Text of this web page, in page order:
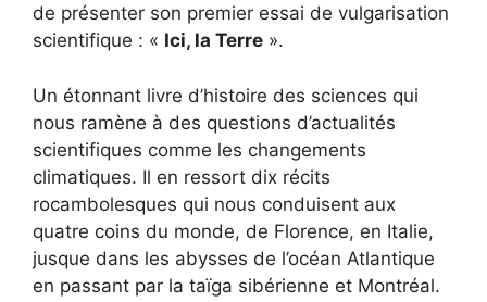
de présenter son premier essai de vulgarisation
scientifique : « Ici, la Terre ».
Un étonnant livre d’histoire des sciences qui
nous ramène à des questions d’actualités
scientifiques comme les changements
climatiques. Il en ressort dix récits
rocambolesques qui nous conduisent aux
quatre coins du monde, de Florence, en Italie,
jusque dans les abysses de l’océan Atlantique
en passant par la taïga sibérienne et Montréal.